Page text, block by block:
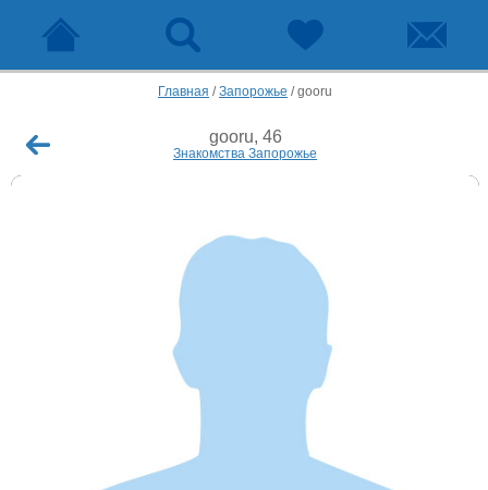
Главная /Запорожье /gooru
gooru, 46
Знакомства Запорожье